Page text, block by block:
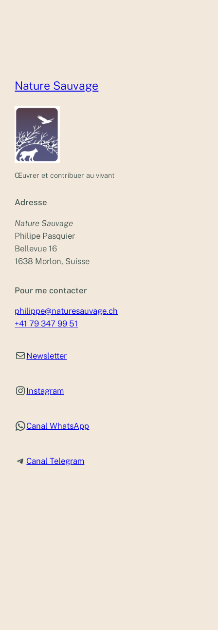
Nature Sauvage
Œuvrer et contribuer au vivant
Adresse
Nature Sauvage
Philipe Pasquier
Bellevue 16
1638 Morlon, Suisse
Pour me contacter
philippe@naturesauvage.ch
+41 79 347 99 51
Newsletter Newsletter
Instagram Instagram
WhatsApp Canal WhatsApp
Telegram Canal Telegram